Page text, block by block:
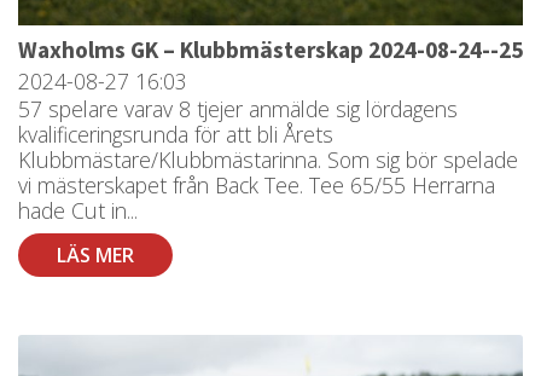
Waxholms GK – Klubbmästerskap 2024-08-24--25
2024-08-27 16:03
57 spelare varav 8 tjejer anmälde sig lördagens
kvalificeringsrunda för att bli Årets
Klubbmästare/Klubbmästarinna. Som sig bör spelade
vi mästerskapet från Back Tee. Tee 65/55 Herrarna
hade Cut in...
LÄS MER